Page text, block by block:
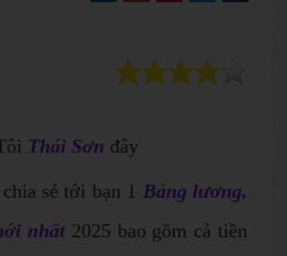
Thái Sơn đây
sẻ tới bạn 1 Bảng lương ,
nhất 2025 bao gồm cả tiền